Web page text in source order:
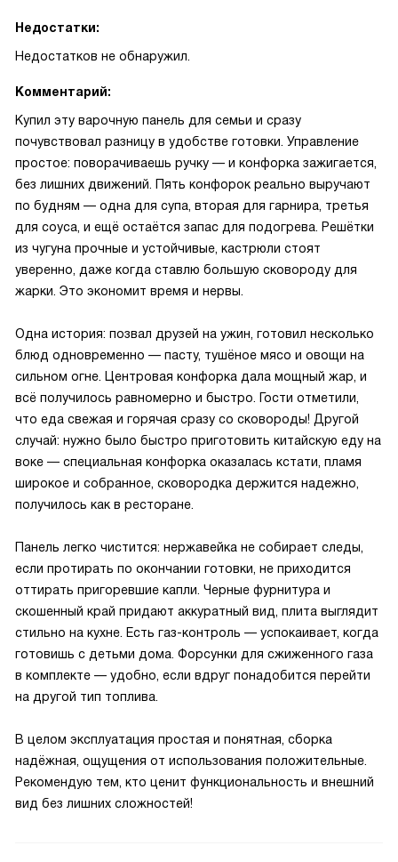
Недостатки:
Недостатков не обнаружил.
Комментарий:
Купил эту варочную панель для семьи и сразу
почувствовал разницу в удобстве готовки. Управление
простое: поворачиваешь ручку — и конфорка зажигается,
без лишних движений. Пять конфорок реально выручают
по будням — одна для супа, вторая для гарнира, третья
для соуса, и ещё остаётся запас для подогрева. Решётки
из чугуна прочные и устойчивые, кастрюли стоят
уверенно, даже когда ставлю большую сковороду для
жарки. Это экономит время и нервы.
Одна история: позвал друзей на ужин, готовил несколько
блюд одновременно — пасту, тушёное мясо и овощи на
сильном огне. Центровая конфорка дала мощный жар, и
всё получилось равномерно и быстро. Гости отметили,
что еда свежая и горячая сразу со сковороды! Другой
случай: нужно было быстро приготовить китайскую еду на
воке — специальная конфорка оказалась кстати, пламя
широкое и собранное, сковородка держится надежно,
получилось как в ресторане.
Панель легко чистится: нержавейка не собирает следы,
если протирать по окончании готовки, не приходится
оттирать пригоревшие капли. Черные фурнитура и
скошенный край придают аккуратный вид, плита выглядит
стильно на кухне. Есть газ-контроль — успокаивает, когда
готовишь с детьми дома. Форсунки для сжиженного газа
в комплекте — удобно, если вдруг понадобится перейти
на другой тип топлива.
В целом эксплуатация простая и понятная, сборка
надёжная, ощущения от использования положительные.
Рекомендую тем, кто ценит функциональность и внешний
вид без лишних сложностей!